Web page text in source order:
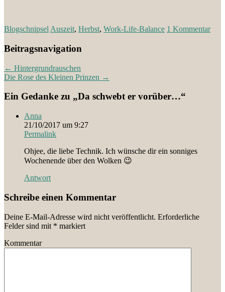
Blogschnipsel Auszeit, Herbst, Work-Life-Balance 1 Kommentar
Beitragsnavigation
← Hintergrundrauschen
Die Rose des Kleinen Prinzen →
Ein Gedanke zu „Da schwebt er vorüber…“
Anna
21/10/2017 um 9:27
Permalink
Ohjee, die liebe Technik. Ich wünsche dir ein sonniges
Wochenende über den Wolken 😉
Antwort
Schreibe einen Kommentar
Deine E-Mail-Adresse wird nicht veröffentlicht. Erforderliche
Felder sind mit * markiert
Kommentar